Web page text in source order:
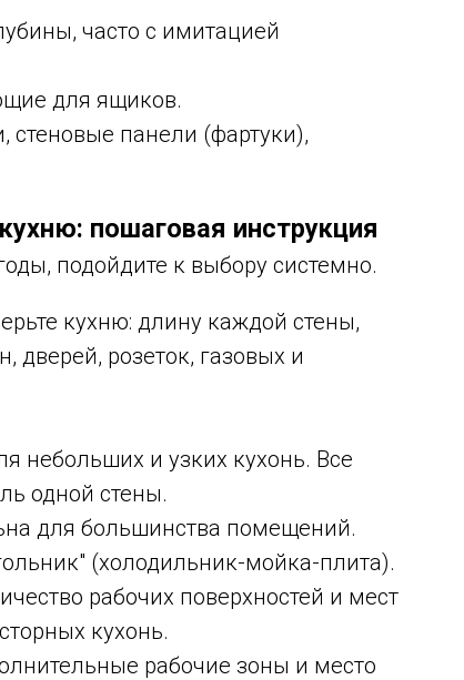
часто с имитацией
для ящиков.
стеновые панели (фартуки),
пошаговая инструкция
подойдите к выбору системно.
кухню: длину каждой стены,
дверей, розеток, газовых и
небольших и узких кухонь. Все
одной стены.
для большинства помещений.
(холодильник-мойка-плита).
рабочих поверхностей и мест
кухонь.
рабочие зоны и место